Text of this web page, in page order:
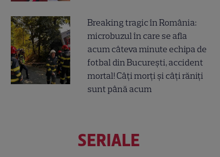
Breaking tragic în România:
microbuzul în care se afla
acum câteva minute echipa de
fotbal din București, accident
mortal! Câți morți și câți răniți
sunt până acum
SERIALE